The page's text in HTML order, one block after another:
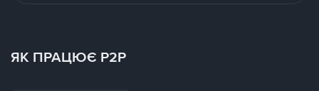
ЯК ПРАЦЮЄ P2P